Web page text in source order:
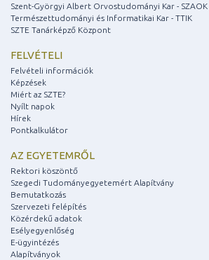
Szent-Györgyi Albert Orvostudományi Kar - SZAOK
Természettudományi és Informatikai Kar - TTIK
SZTE Tanárképző Központ
FELVÉTELI
Felvételi információk
Képzések
Miért az SZTE?
Nyílt napok
Hírek
Pontkalkulátor
AZ EGYETEMRŐL
Rektori köszöntő
Szegedi Tudományegyetemért Alapítvány
Bemutatkozás
Szervezeti felépítés
Közérdekű adatok
Esélyegyenlőség
E-ügyintézés
Alapítványok